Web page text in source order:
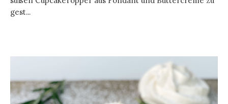
gest...